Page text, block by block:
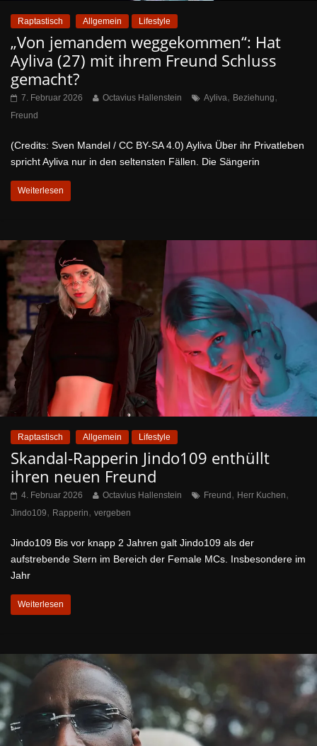
Raptastisch Allgemein Lifestyle
„Von jemandem weggekommen“: Hat
Ayliva (27) mit ihrem Freund Schluss
gemacht?
7. Februar 2026 Octavius Hallenstein Ayliva, Beziehung,
Freund
(Credits: Sven Mandel / CC BY-SA 4.0) Ayliva Über ihr Privatleben
spricht Ayliva nur in den seltensten Fällen. Die Sängerin
Weiterlesen
Raptastisch Allgemein Lifestyle
Skandal-Rapperin Jindo109 enthüllt
ihren neuen Freund
4. Februar 2026 Octavius Hallenstein Freund , Herr Kuchen,
Jindo109, Rapperin, vergeben
Jindo109 Bis vor knapp 2 Jahren galt Jindo109 als der
aufstrebende Stern im Bereich der Female MCs. Insbesondere im
Jahr
Weiterlesen